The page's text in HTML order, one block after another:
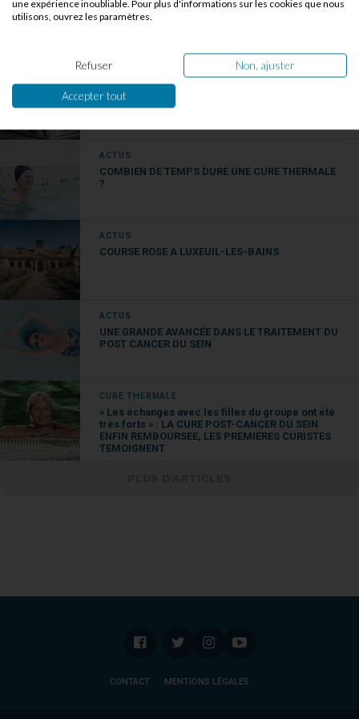
CURE THERMALE : 3 PATHOLOGIES AUXQUELLES
ON NE PENSE PAS
LA FRANCE, UN TRESOR DE THERMALISME
ACTUS
COMBIEN DE TEMPS DURE UNE CURE THERMALE
?
ACTUS
COURSE ROSE A LUXEUIL-LES-BAINS
ACTUS
UNE GRANDE AVANCÉE DANS LE TRAITEMENT DU
POST CANCER DU SEIN
CURE THERMALE
« Les échanges avec les filles du groupe ont été
très forts » : LA CURE POST-CANCER DU SEIN
ENFIN REMBOURSEE, LES PREMIERES CURISTES
TEMOIGNENT
CONTACT MENTIONS LÉGALES
une expérience inoubliable. Pour plus d'informations sur les cookies que nous
utilisons, ouvrez les paramètres.
Refuser Non, ajuster
Accepter tout